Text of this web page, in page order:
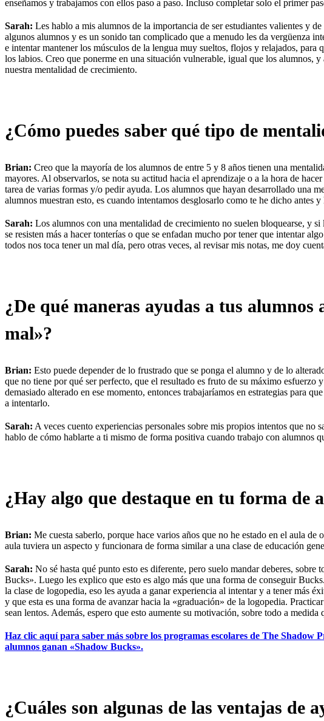
enseñamos y trabajamos con ellos paso a paso. Incluso completar solo el primer
Sarah: Les hablo a mis alumnos de la importancia de ser estudiantes valientes y
algunos alumnos y es un sonido tan complicado que a menudo les da vergüenza
e intentar mantener los músculos de la lengua muy sueltos, flojos y relajados,
los labios. Creo que ponerme en una situación vulnerable, igual que los alumnos,
nuestra mentalidad de crecimiento.
¿Cómo puedes saber qué tipo de
Brian: Creo que la mayoría de los alumnos de entre 5 y 8 años tienen una
mayores. Al observarlos, se nota su actitud hacia el aprendizaje o a la hora de
tarea de varias formas y/o pedir ayuda. Los alumnos que hayan desarrollado una
alumnos muestran esto, es cuando intentamos desglosarlo como te he dicho antes
Sarah: Los alumnos con una mentalidad de crecimiento no suelen bloquearse, y
se resisten más a hacer tonterías o que se enfadan mucho por tener que intentar
todos nos toca tener un mal día, pero otras veces, al revisar mis notas, me doy
¿De qué maneras ayudas a tus
mal»?
Brian: Esto puede depender de lo frustrado que se ponga el alumno y de lo
que no tiene por qué ser perfecto, que el resultado es fruto de su máximo esfuerzo
demasiado alterado en ese momento, entonces trabajaríamos en estrategias para
a intentarlo.
Sarah: A veces cuento experiencias personales sobre mis propios intentos que
hablo de cómo hablarte a ti mismo de forma positiva cuando trabajo con alumnos
¿Hay algo que destaque en tu forma de
Brian: Me cuesta saberlo, porque hace varios años que no he estado en el aula
aula tuviera un aspecto y funcionara de forma similar a una clase de educación
Sarah: No sé hasta qué punto esto es diferente, pero suelo mandar deberes,
Bucks». Luego les explico que esto es algo más que una forma de conseguir
la clase de logopedia, eso les ayuda a ganar experiencia al intentar y a tener más
y que esta es una forma de avanzar hacia la «graduación» de la logopedia.
sean lentos. Además, espero que esto aumente su motivación, sobre todo a medida
Haz clic aquí para saber más sobre los programas escolares de The Shadow
alumnos ganan «Shadow Bucks».
¿Cuáles son algunas de las ventajas de